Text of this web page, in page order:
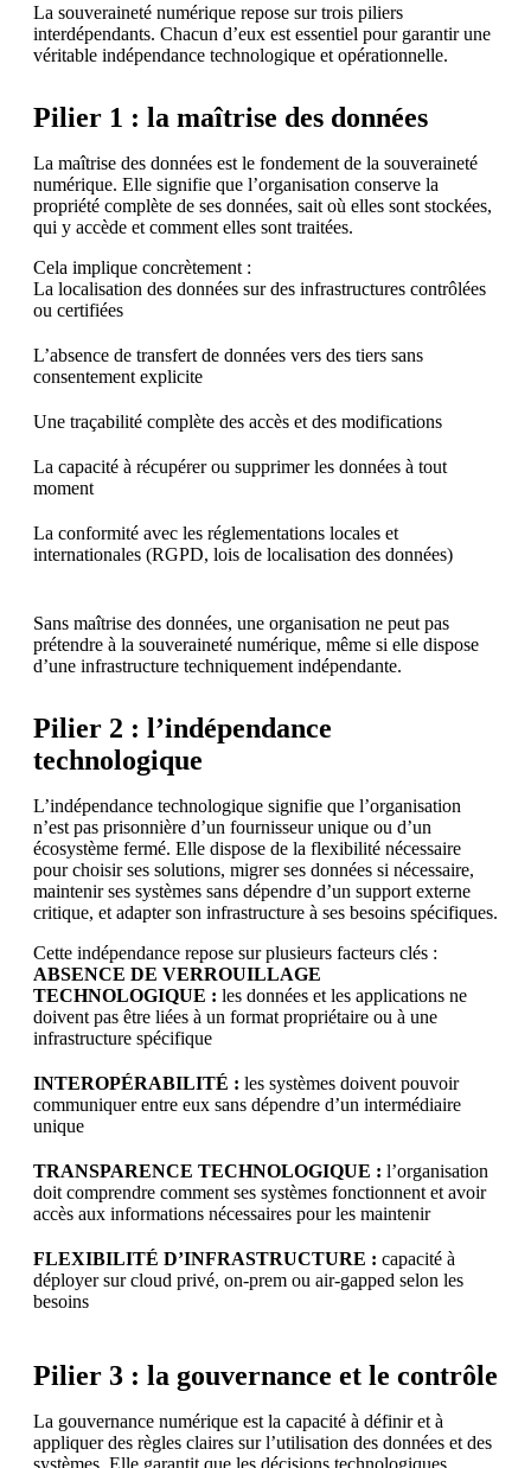
La souveraineté numérique repose sur trois piliers
interdépendants. Chacun d’eux est essentiel pour garantir une
véritable indépendance technologique et opérationnelle.
Pilier 1 : la maîtrise des données
La maîtrise des données est le fondement de la souveraineté
numérique. Elle signifie que l’organisation conserve la
propriété complète de ses données, sait où elles sont stockées,
qui y accède et comment elles sont traitées.
Cela implique concrètement :
La localisation des données sur des infrastructures contrôlées
ou certifiées
L’absence de transfert de données vers des tiers sans
consentement explicite
Une traçabilité complète des accès et des modifications
La capacité à récupérer ou supprimer les données à tout
moment
La conformité avec les réglementations locales et
internationales (RGPD, lois de localisation des données)
Sans maîtrise des données, une organisation ne peut pas
prétendre à la souveraineté numérique, même si elle dispose
d’une infrastructure techniquement indépendante.
Pilier 2 : l’indépendance
technologique
L’indépendance technologique signifie que l’organisation
n’est pas prisonnière d’un fournisseur unique ou d’un
écosystème fermé. Elle dispose de la flexibilité nécessaire
pour choisir ses solutions, migrer ses données si nécessaire,
maintenir ses systèmes sans dépendre d’un support externe
critique, et adapter son infrastructure à ses besoins spécifiques.
Cette indépendance repose sur plusieurs facteurs clés :
ABSENCE DE VERROUILLAGE
TECHNOLOGIQUE : les données et les applications ne
doivent pas être liées à un format propriétaire ou à une
infrastructure spécifique
INTEROPÉRABILITÉ : les systèmes doivent pouvoir
communiquer entre eux sans dépendre d’un intermédiaire
unique
TRANSPARENCE TECHNOLOGIQUE : l’organisation
doit comprendre comment ses systèmes fonctionnent et avoir
accès aux informations nécessaires pour les maintenir
FLEXIBILITÉ D’INFRASTRUCTURE : capacité à
déployer sur cloud privé, on-prem ou air-gapped selon les
besoins
Pilier 3 : la gouvernance et le contrôle
La gouvernance numérique est la capacité à définir et à
appliquer des règles claires sur l’utilisation des données et des
systèmes. Elle garantit que les décisions technologiques